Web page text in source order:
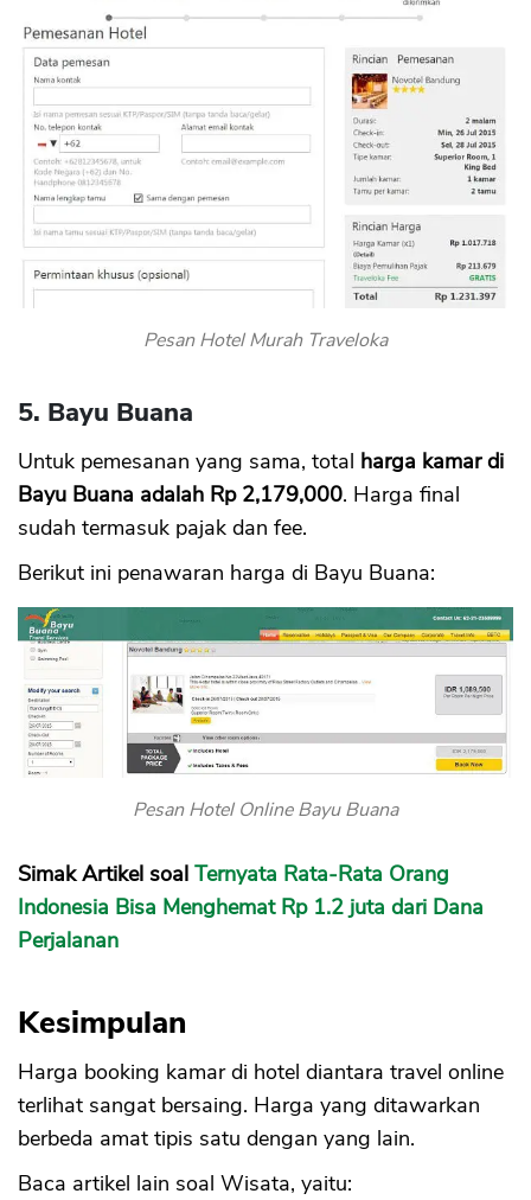
Pesan Hotel Murah Traveloka
5. Bayu Buana
Untuk pemesanan yang sama, total harga kamar di
Bayu Buana adalah Rp 2,179,000. Harga final
sudah termasuk pajak dan fee.
Berikut ini penawaran harga di Bayu Buana:
Pesan Hotel Online Bayu Buana
Simak Artikel soal Ternyata Rata-Rata Orang
Indonesia Bisa Menghemat Rp 1.2 juta dari Dana
Perjalanan
Kesimpulan
Harga booking kamar di hotel diantara travel online
terlihat sangat bersaing. Harga yang ditawarkan
berbeda amat tipis satu dengan yang lain.
Baca artikel lain soal Wisata, yaitu: